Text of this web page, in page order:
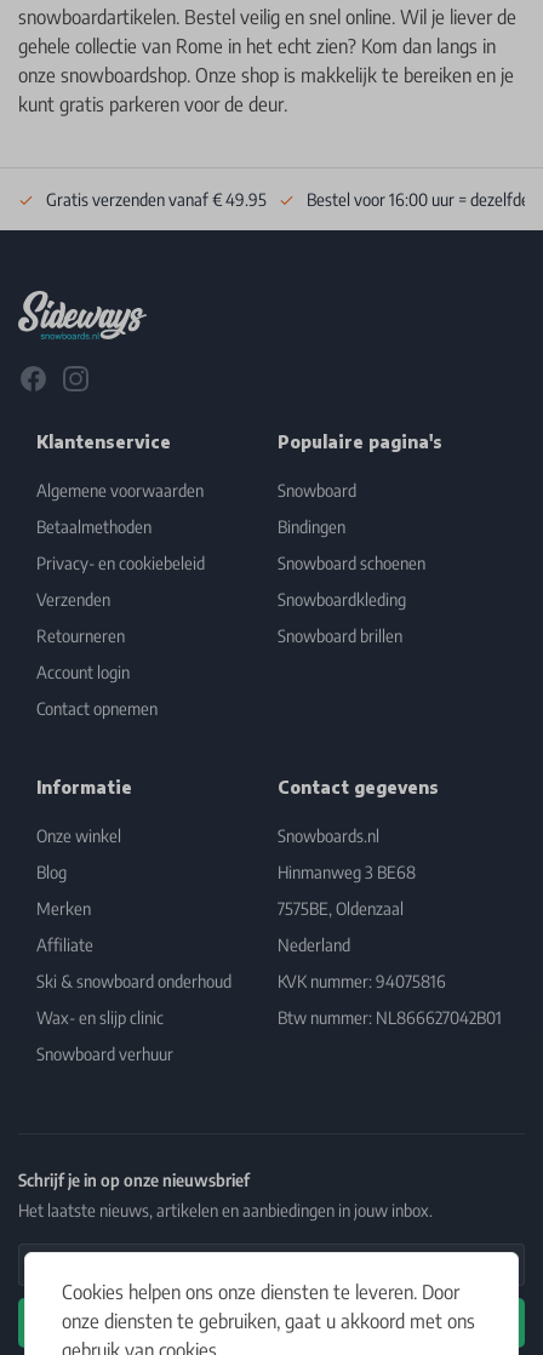
snowboardartikelen. Bestel veilig en snel online. Wil je liever de
gehele collectie van Rome in het echt zien? Kom dan langs in
onze snowboardshop. Onze shop is makkelijk te bereiken en je
kunt gratis parkeren voor de deur.
Cookies helpen ons onze diensten te leveren. Door
onze diensten te gebruiken, gaat u akkoord met ons
gebruik van cookies.
Gratis verzenden vanaf € 49.95 Bestel voor 16:00 uur = dezelfde
FacebookInstagram
Klantenservice
Algemene voorwaarden
Betaalmethoden
Privacy- en cookiebeleid
Verzenden
Retourneren
Account login
Contact opnemen
Populaire pagina's
Snowboard
Bindingen
Snowboard schoenen
Snowboardkleding
Snowboard brillen
Informatie
Onze winkel
Blog
Merken
Affiliate
Ski & snowboard onderhoud
Wax- en slijp clinic
Snowboard verhuur
Contact gegevens
Snowboards.nl
Hinmanweg 3 BE68
7575BE, Oldenzaal
Nederland
KVK nummer: 94075816
Btw nummer: NL866627042B01
Schrijf je in op onze nieuwsbrief
Het laatste nieuws, artikelen en aanbiedingen in jouw inbox.
Email Address
Abonneren